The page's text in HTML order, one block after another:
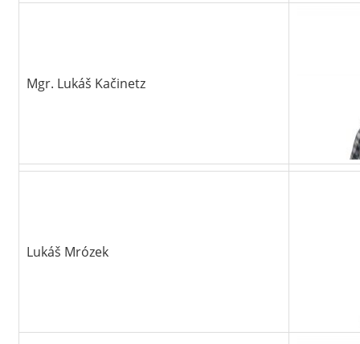
Mgr. Lukáš Kačinetz
Lukáš Mrózek